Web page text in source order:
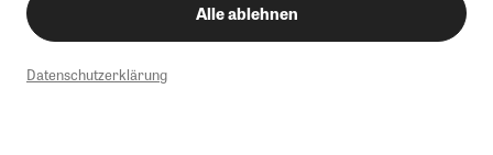
Alle ablehnen
Datenschutzerklärung